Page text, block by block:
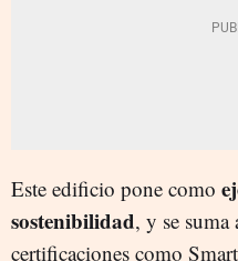
Este edificio pone como
sostenibilidad, y se
certificaciones como